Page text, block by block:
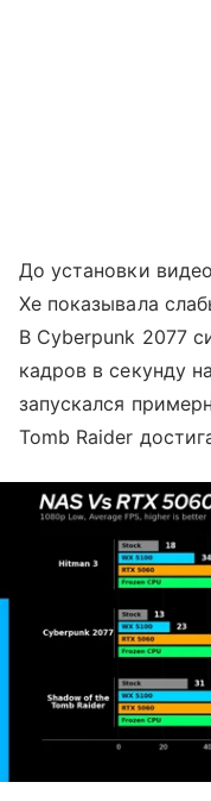
До установки
Xe показывала
В Cyberpunk 2077
кадров в секунду
запускался
Tomb Raider